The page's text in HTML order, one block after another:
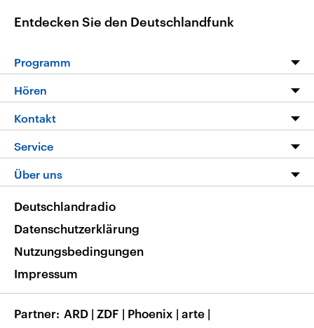
Entdecken Sie den Deutschlandfunk
Programm
Programm
Die Nachrichten
Nachrichtenleicht
Neue Beiträge auf dlf.de
Hören
Livestream
Podcasts
Deutschlandfunk App
Nachrichten App
Frequenzen
Kontakt
Hörerservice
Service
FAQ
Veranstaltungen
Musikliste
RSS
Über uns
Barrierefreiheit
Deutschlandradio
Datenschutzerklärung
Nutzungsbedingungen
Impressum
Partner ARD | ZDF | Phoenix | arte |